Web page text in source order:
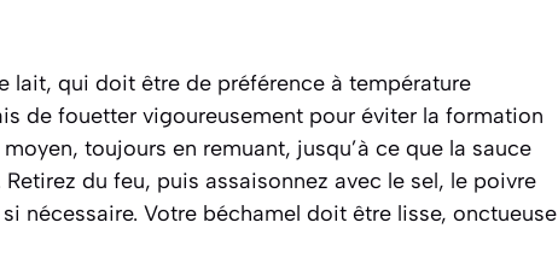
lait, qui doit être de préférence à température
de fouetter vigoureusement pour éviter la formation
toujours en remuant, jusqu’à ce que la sauce
du feu, puis assaisonnez avec le sel, le poivre
nécessaire. Votre béchamel doit être lisse, onctueuse